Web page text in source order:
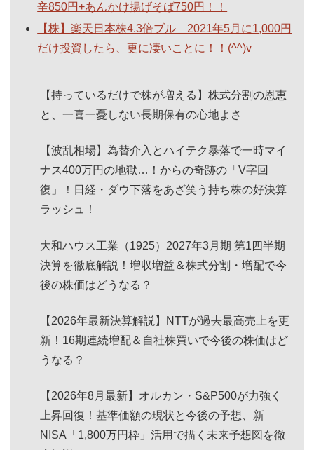
辛850円+あんかけ揚げそば750円！！
【株】楽天日本株4.3倍ブル 2021年5月に1,000円
だけ投資したら、更に凄いことに！！(^^)v
【持っているだけで株が増える】株式分割の恩恵
と、一喜一憂しない長期保有の心地よさ
【波乱相場】為替介入とハイテク暴落で一時マイ
ナス400万円の地獄…！からの奇跡の「V字回
復」！日経・ダウ下落をあざ笑う持ち株の好決算
ラッシュ！
大和ハウス工業（1925）2027年3月期 第1四半期
決算を徹底解説！増収増益＆株式分割・増配で今
後の株価はどうなる？
【2026年最新決算解説】NTTが過去最高売上を更
新！16期連続増配＆自社株買いで今後の株価はど
うなる？
【2026年8月最新】オルカン・S&P500が力強く
上昇回復！基準価額の現状と今後の予想、新
NISA「1,800万円枠」活用で描く未来予想図を徹